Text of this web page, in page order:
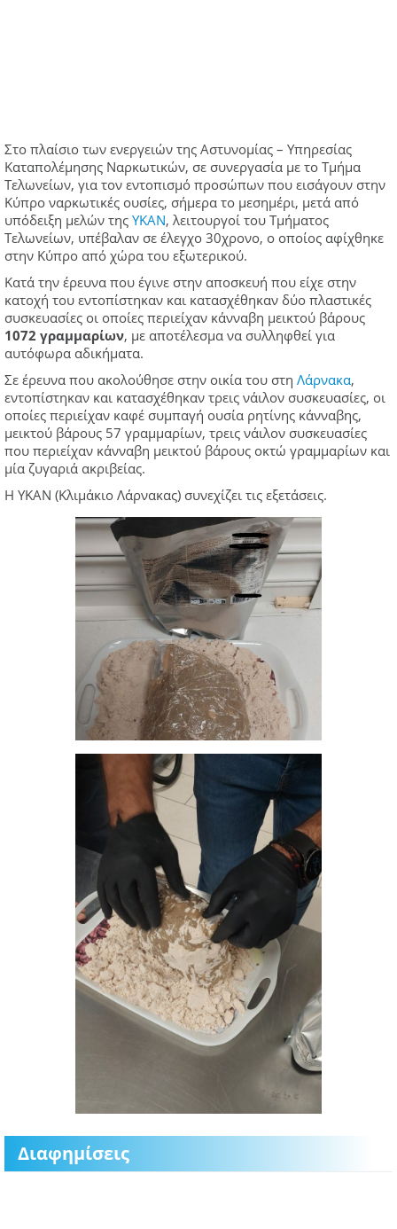
Στο πλαίσιο των ενεργειών της Αστυνομίας – Υπηρεσίας
Καταπολέμησης Ναρκωτικών, σε συνεργασία με το Τμήμα
Τελωνείων, για τον εντοπισμό προσώπων που εισάγουν στην
Κύπρο ναρκωτικές ουσίες, σήμερα το μεσημέρι, μετά από
υπόδειξη μελών της ΥΚΑΝ, λειτουργοί του Τμήματος
Τελωνείων, υπέβαλαν σε έλεγχο 30χρονο, ο οποίος αφίχθηκε
στην Κύπρο από χώρα του εξωτερικού.
Κατά την έρευνα που έγινε στην αποσκευή που είχε στην
κατοχή του εντοπίστηκαν και κατασχέθηκαν δύο πλαστικές
συσκευασίες οι οποίες περιείχαν κάνναβη μεικτού βάρους
1072 γραμμαρίων, με αποτέλεσμα να συλληφθεί για
αυτόφωρα αδικήματα.
Σε έρευνα που ακολούθησε στην οικία του στη Λάρνακα,
εντοπίστηκαν και κατασχέθηκαν τρεις νάιλον συσκευασίες, οι
οποίες περιείχαν καφέ συμπαγή ουσία ρητίνης κάνναβης,
μεικτού βάρους 57 γραμμαρίων, τρεις νάιλον συσκευασίες
που περιείχαν κάνναβη μεικτού βάρους οκτώ γραμμαρίων και
μία ζυγαριά ακριβείας.
Η ΥΚΑΝ (Κλιμάκιο Λάρνακας) συνεχίζει τις εξετάσεις.
Διαφημίσεις